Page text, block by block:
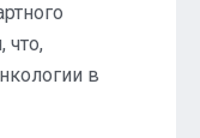
что,
в